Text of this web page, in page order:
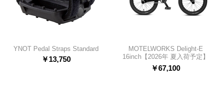
YNOT Pedal Straps Standard
￥13,750
MOTELWORKS Delight-E
16inch【2026年 夏入荷予定】
￥67,100